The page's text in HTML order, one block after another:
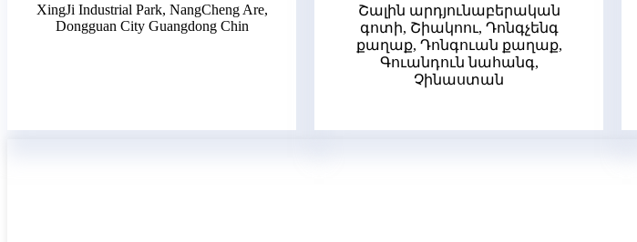
XingJi Industrial Park, NangCheng Are,
Dongguan City Guangdong Chin
Շալին արդյունաբերական
գոտի, Շիակոու, Դոնգչենգ
քաղաք, Դոնգուան քաղաք,
Գուանդուն նահանգ,
Չինաստան